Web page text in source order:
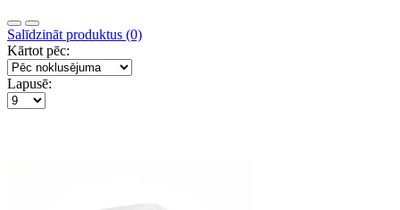
Salīdzināt produktus (0)
Kārtot pēc:
Lapusē: